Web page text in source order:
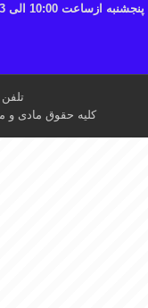
پنجشنبه ازساعت 10:00 الی 13
تلفن
کلیه حقوق مادی و